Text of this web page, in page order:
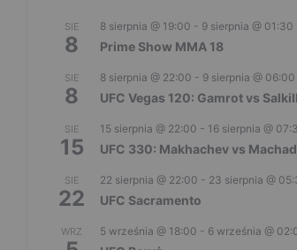
SIE
8
8 sierpnia @ 19:00 - 9 sierpnia @ 01:30
Prime Show MMA 18
SIE
8
8 sierpnia @ 22:00 - 9 sierpnia @ 06:00
UFC Vegas 120: Gamrot vs
SIE
15
15 sierpnia @ 22:00 - 16 sierpnia @
UFC 330: Makhachev vs
SIE
22
22 sierpnia @ 22:00 - 23 sierpnia @
UFC Sacramento
WRZ 5 września @ 18:00 - 6 września @